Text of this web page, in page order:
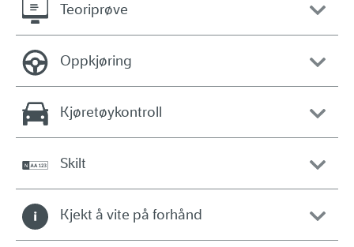
Teoriprøve
Oppkjøring
Kjøretøykontroll
Skilt
Kjekt å vite på forhånd